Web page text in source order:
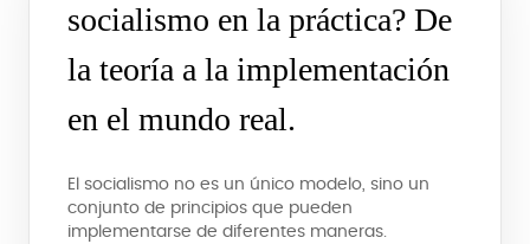
socialismo en la práctica? De
la teoría a la implementación
en el mundo real.
El socialismo no es un único modelo, sino un
conjunto de principios que pueden
implementarse de diferentes maneras.